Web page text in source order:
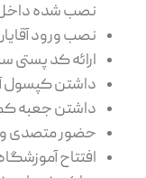
نصب شده
نصب ورود
ارائه کد پستی
داشتن کپسول آتش
داشتن جعبه
حضور متصدی
افتتاح